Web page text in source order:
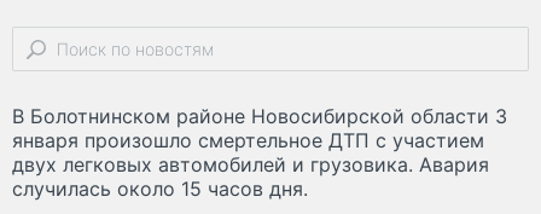
В Болотнинском районе Новосибирской области 3
января произошло смертельное ДТП с участием
двух легковых автомобилей и грузовика. Авария
случилась около 15 часов дня.